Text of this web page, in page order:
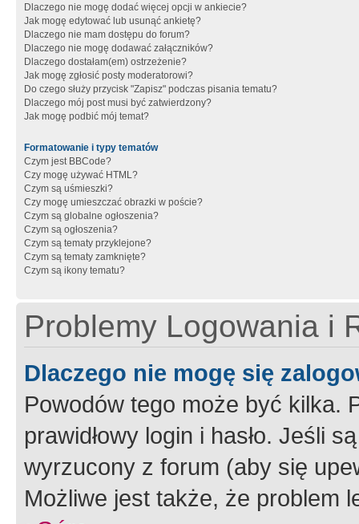
Dlaczego nie mogę dodać więcej opcji w ankiecie?
Jak mogę edytować lub usunąć ankietę?
Dlaczego nie mam dostępu do forum?
Dlaczego nie mogę dodawać załączników?
Dlaczego dostałam(em) ostrzeżenie?
Jak mogę zgłosić posty moderatorowi?
Do czego służy przycisk "Zapisz" podczas pisania tematu?
Dlaczego mój post musi być zatwierdzony?
Jak mogę podbić mój temat?
Formatowanie i typy tematów
Czym jest BBCode?
Czy mogę używać HTML?
Czym są uśmieszki?
Czy mogę umieszczać obrazki w poście?
Czym są globalne ogłoszenia?
Czym są ogłoszenia?
Czym są tematy przyklejone?
Czym są tematy zamknięte?
Czym są ikony tematu?
Problemy Logowania i
Dlaczego nie mogę się
Powodów tego może być kilka.
prawidłowy login i hasło. Jeśli
wyrzucony z forum (aby się
Możliwe jest także, że problem